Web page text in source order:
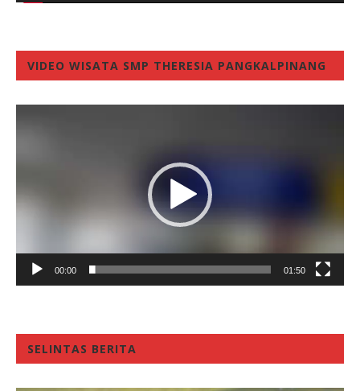
VIDEO WISATA SMP THERESIA PANGKALPINANG
00:00 01:50
SELINTAS BERITA